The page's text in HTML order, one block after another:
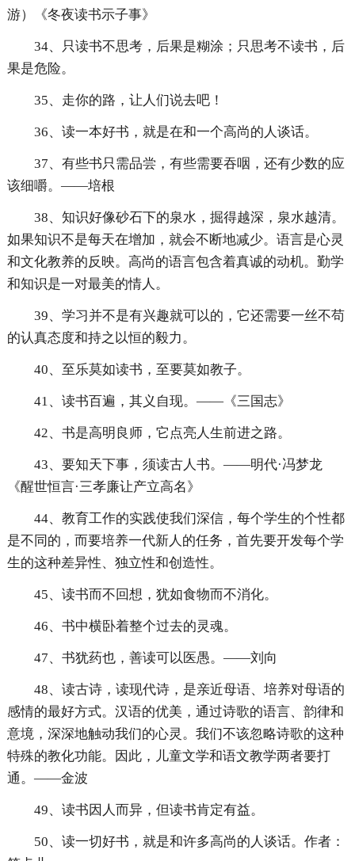
游）《冬夜读书示子事》
34、只读书不思考，后果是糊涂；只思考不读书，后
果是危险。
35、走你的路，让人们说去吧！
36、读一本好书，就是在和一个高尚的人谈话。
37、有些书只需品尝，有些需要吞咽，还有少数的应
该细嚼。——培根
38、知识好像砂石下的泉水，掘得越深，泉水越清。
如果知识不是每天在增加，就会不断地减少。语言是心灵
和文化教养的反映。高尚的语言包含着真诚的动机。勤学
和知识是一对最美的情人。
39、学习并不是有兴趣就可以的，它还需要一丝不苟
的认真态度和持之以恒的毅力。
40、至乐莫如读书，至要莫如教子。
41、读书百遍，其义自现。――《三国志》
42、书是高明良师，它点亮人生前进之路。
43、要知天下事，须读古人书。——明代·冯梦龙
《醒世恒言·三孝廉让产立高名》
44、教育工作的实践使我们深信，每个学生的个性都
是不同的，而要培养一代新人的任务，首先要开发每个学
生的这种差异性、独立性和创造性。
45、读书而不回想，犹如食物而不消化。
46、书中横卧着整个过去的灵魂。
47、书犹药也，善读可以医愚。——刘向
48、读古诗，读现代诗，是亲近母语、培养对母语的
感情的最好方式。汉语的优美，通过诗歌的语言、韵律和
意境，深深地触动我们的心灵。我们不该忽略诗歌的这种
特殊的教化功能。因此，儿童文学和语文教学两者要打
通。——金波
49、读书因人而异，但读书肯定有益。
50、读一切好书，就是和许多高尚的人谈话。作者：